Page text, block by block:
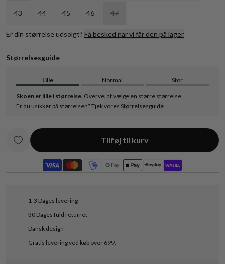
43 44 45 46 47
Er din størrelse udsolgt? Få besked når vi får den på lager
Størrelsesguide
Lille Normal Stor
Skoen er lille i størrelse. Overvej at vælge en større størrelse.
Er du usikker på størrelsen? Tjek vores Størrelsesguide
Tilføj til kurv
1-3 Dages levering
30 Dages fuld returret
Dansk design
Gratis levering ved køb over 699,-